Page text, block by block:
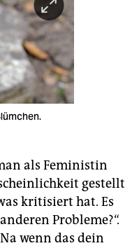
als Feministin
gestellt
kritisiert hat. Es
Probleme?“.
wenn das dein